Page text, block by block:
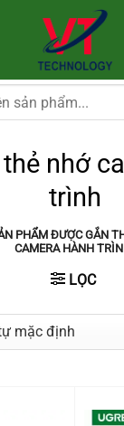
nhớ
trình
PHẨM ĐƯỢC GẮN
CAMERA HÀNH
LỌC